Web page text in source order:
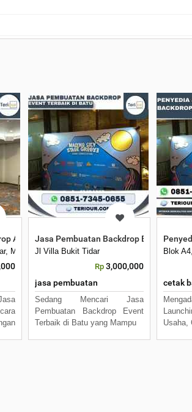
Acara Terbaik di Malang
Merjosari, Kec. Lowokwaru, Kota Malang, Jawa
Jasa Pembuatan Backdrop Event
Jl Villa Bukit Tidar
Rp 3,000,000
jasa pembuatan
Sedang Mencari Jasa
Pembuatan Backdrop Event
Terbaik di Batu yang Mampu
Blok
cetak
Usaha,